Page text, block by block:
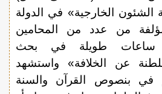
الشئون الخارجية» في الدولة
مؤلفة من عدد من المحامين
ساعات طويلة في بحث
عن الخلافة» واستشهد
في بنصوص القرآن والسنة